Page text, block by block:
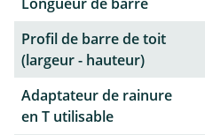
Profil de barre de toit
(largeur - hauteur)
Adaptateur de rainure
en T utilisable